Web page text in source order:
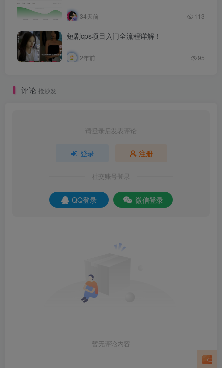
34天前 113
短剧cps项目入门全流程详解！
2年前 95
评论 抢沙发
请登录后发表评论
登录 注册
社交账号登录
QQ登录 微信登录
暂无评论内容